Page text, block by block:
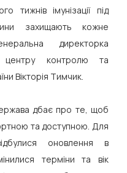
тижнів імунізації під
захищають кожне
директорка
центру контролю та
Вікторія Тимчик.
дбає про те, щоб
та доступною. Для
оновлення в
терміни та вік